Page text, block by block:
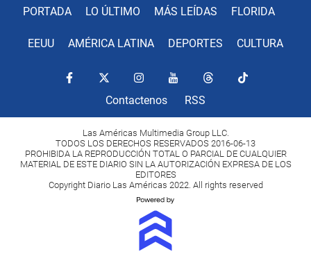
PORTADA LO ÚLTIMO MÁS LEÍDAS FLORIDA
EEUU AMÉRICA LATINA DEPORTES CULTURA
Contactenos RSS
Las Américas Multimedia Group LLC.
TODOS LOS DERECHOS RESERVADOS 2016-06-13
PROHIBIDA LA REPRODUCCIÓN TOTAL O PARCIAL DE CUALQUIER
MATERIAL DE ESTE DIARIO SIN LA AUTORIZACIÓN EXPRESA DE LOS
EDITORES
Copyright Diario Las Américas 2022. All rights reserved